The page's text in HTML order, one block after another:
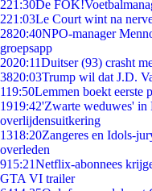
221:30De
221:03Le Court wint na
2820:40NPO-manager
groepsapp
2020:11Duitser (93) crasht
3820:03Trump wil dat J.D.
119:50Lemmen boekt eerste
1919:42'Zwarte weduwes' in
overlijdensuitkering
1318:20Zangeres en Idols-
overleden
915:21Netflix-abonnees
GTA VI trailer